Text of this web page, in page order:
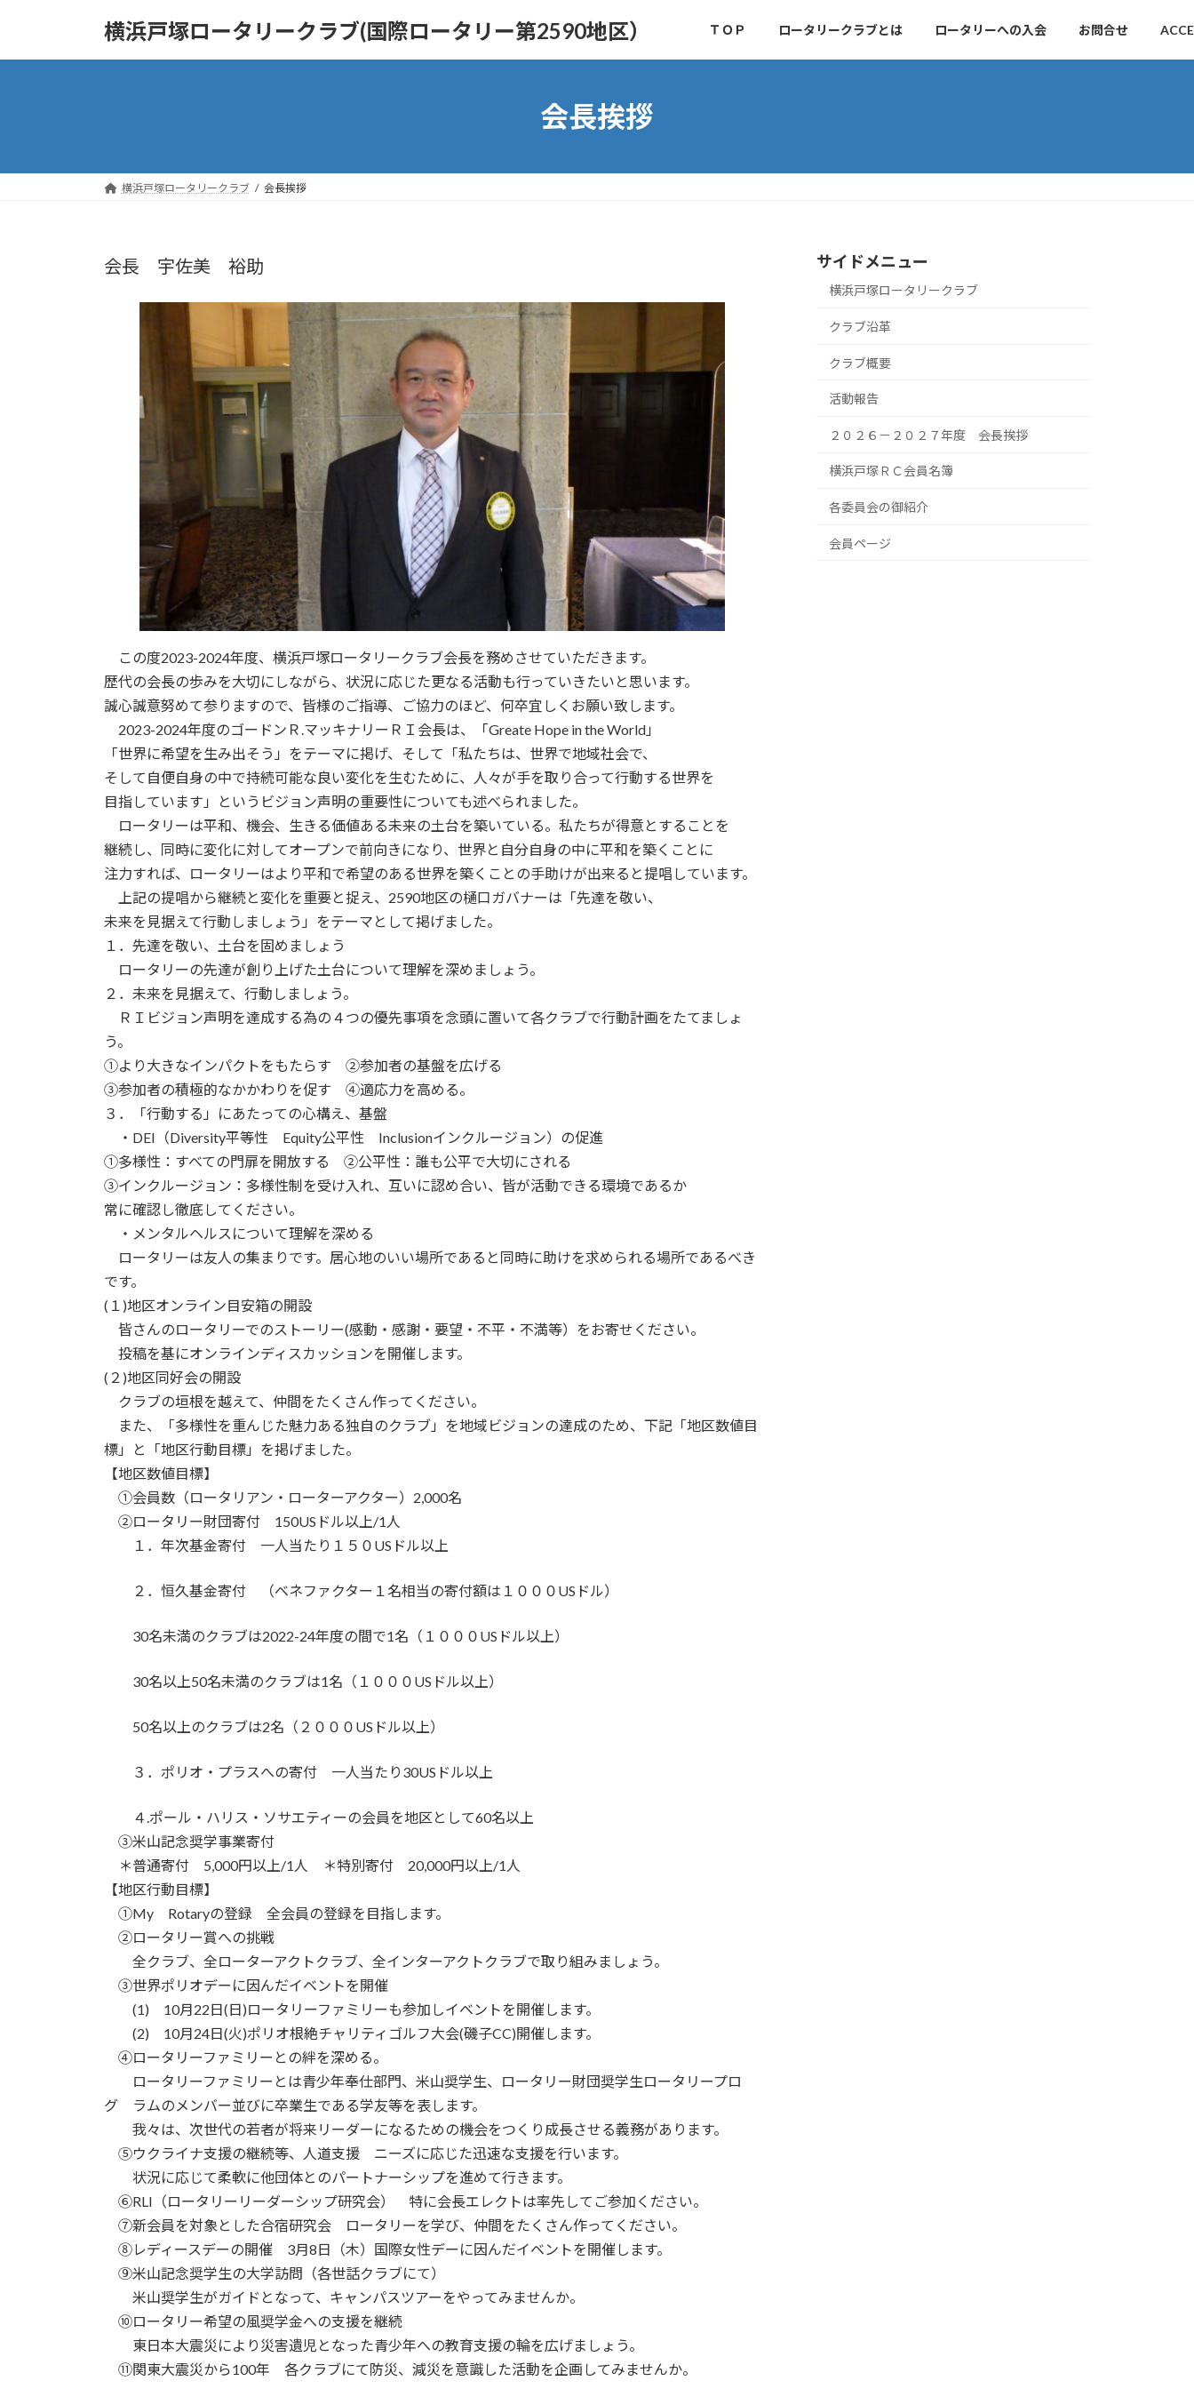
横浜戸塚ロータリークラブ(国際ロータリー第2590地区） ＴＯＰ ロータリークラブとは ロータリーへの入会 お問合せ
会長挨拶
横浜戸塚ロータリークラブ 会長挨拶
会長 宇佐美 裕助
この度2023-2024年度、横浜戸塚ロータリークラブ会長を務めさせていただきます。
歴代の会長の歩みを大切にしながら、状況に応じた更なる活動も行っていきたいと思います。
誠心誠意努めて参りますので、皆様のご指導、ご協力のほど、何卒宜しくお願い致します。
2023-2024年度のゴードンＲ.マッキナリーＲＩ会長は、「Greate Hope in the World」
「世界に希望を生み出そう」をテーマに掲げ、そして「私たちは、世界で地域社会で、
そして自便自身の中で持続可能な良い変化を生むために、人々が手を取り合って行動する世界を
目指しています」というビジョン声明の重要性についても述べられました。
ロータリーは平和、機会、生きる価値ある未来の土台を築いている。私たちが得意とすることを
継続し、同時に変化に対してオープンで前向きになり、世界と自分自身の中に平和を築くことに
注力すれば、ロータリーはより平和で希望のある世界を築くことの手助けが出来ると提唱しています。
上記の提唱から継続と変化を重要と捉え、2590地区の樋口ガバナーは「先達を敬い、
未来を見据えて行動しましょう」をテーマとして掲げました。
１．先達を敬い、土台を固めましょう
ロータリーの先達が創り上げた土台について理解を深めましょう。
２．未来を見据えて、行動しましょう。
ＲＩビジョン声明を達成する為の４つの優先事項を念頭に置いて各クラブで行動計画をたてましょ
う。
①より大きなインパクトをもたらす ②参加者の基盤を広げる
③参加者の積極的なかかわりを促す ④適応力を高める。
３．「行動する」にあたっての心構え、基盤
・DEI（Diversity平等性 Equity公平性 Inclusionインクルージョン）の促進
①多様性：すべての門扉を開放する ②公平性：誰も公平で大切にされる
③インクルージョン：多様性制を受け入れ、互いに認め合い、皆が活動できる環境であるか
常に確認し徹底してください。
・メンタルヘルスについて理解を深める
ロータリーは友人の集まりです。居心地のいい場所であると同時に助けを求められる場所であるべき
です。
(１)地区オンライン目安箱の開設
皆さんのロータリーでのストーリー(感動・感謝・要望・不平・不満等）をお寄せください。
投稿を基にオンラインディスカッションを開催します。
(２)地区同好会の開設
クラブの垣根を越えて、仲間をたくさん作ってください。
また、「多様性を重んじた魅力ある独自のクラブ」を地域ビジョンの達成のため、下記「地区数値目
標」と「地区行動目標」を掲げました。
【地区数値目標】
①会員数（ロータリアン・ローターアクター）2,000名
②ロータリー財団寄付 150USドル以上/1人
１．年次基金寄付 一人当たり１５０USドル以上
２．恒久基金寄付 （ベネファクター１名相当の寄付額は１０００USドル）
30名未満のクラブは2022-24年度の間で1名（１０００USドル以上）
30名以上50名未満のクラブは1名（１０００USドル以上）
50名以上のクラブは2名（２０００USドル以上）
３．ポリオ・プラスへの寄付 一人当たり30USドル以上
４.ポール・ハリス・ソサエティーの会員を地区として60名以上
③米山記念奨学事業寄付
＊普通寄付 5,000円以上/1人 ＊特別寄付 20,000円以上/1人
【地区行動目標】
①My Rotaryの登録 全会員の登録を目指します。
②ロータリー賞への挑戦
全クラブ、全ローターアクトクラブ、全インターアクトクラブで取り組みましょう。
③世界ポリオデーに因んだイベントを開催
(1) 10月22日(日)ロータリーファミリーも参加しイベントを開催します。
(2) 10月24日(火)ポリオ根絶チャリティゴルフ大会(磯子CC)開催します。
④ロータリーファミリーとの絆を深める。
ロータリーファミリーとは青少年奉仕部門、米山奨学生、ロータリー財団奨学生ロータリープロ
グ ラムのメンバー並びに卒業生である学友等を表します。
我々は、次世代の若者が将来リーダーになるための機会をつくり成長させる義務があります。
⑤ウクライナ支援の継続等、人道支援 ニーズに応じた迅速な支援を行います。
状況に応じて柔軟に他団体とのパートナーシップを進めて行きます。
⑥RLI（ロータリーリーダーシップ研究会） 特に会長エレクトは率先してご参加ください。
⑦新会員を対象とした合宿研究会 ロータリーを学び、仲間をたくさん作ってください。
⑧レディースデーの開催 3月8日（木）国際女性デーに因んだイベントを開催します。
⑨米山記念奨学生の大学訪問（各世話クラブにて）
米山奨学生がガイドとなって、キャンパスツアーをやってみませんか。
⑩ロータリー希望の風奨学金への支援を継続
東日本大震災により災害遺児となった青少年への教育支援の輪を広げましょう。
⑪関東大震災から100年 各クラブにて防災、減災を意識した活動を企画してみませんか。
サイドメニュー
横浜戸塚ロータリークラブ
クラブ沿革
クラブ概要
活動報告
２０２６－２０２７年度 会長挨拶
横浜戸塚ＲＣ会員名簿
各委員会の御紹介
会員ページ